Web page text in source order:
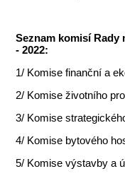
Seznam komisí Rady
- 2022:
1/ Komise finanční a
2/ Komise životního
3/ Komise
4/ Komise bytového
5/ Komise výstavby a